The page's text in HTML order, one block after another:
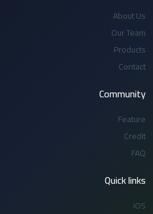
About Us
Our Team
Products
Contact
Community
Feature
Credit
FAQ
Quick links
iOS